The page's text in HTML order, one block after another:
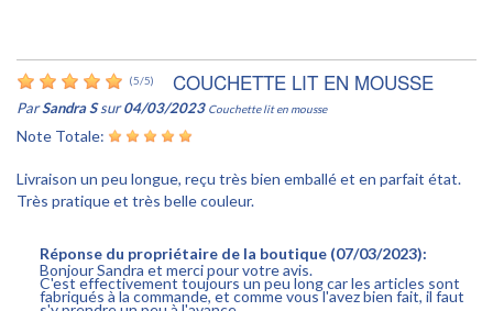
(5/5) COUCHETTE LIT EN MOUSSE
ParSandra Ssur04/03/2023 Couchette lit en mousse
Note Totale:
Livraison un peu longue, reçu très bien emballé et en parfait état.
Très pratique et très belle couleur.
Réponse du propriétaire de la boutique (07/03/2023):
Bonjour Sandra et merci pour votre avis.
C'est effectivement toujours un peu long car les articles sont
fabriqués à la commande, et comme vous l'avez bien fait, il faut